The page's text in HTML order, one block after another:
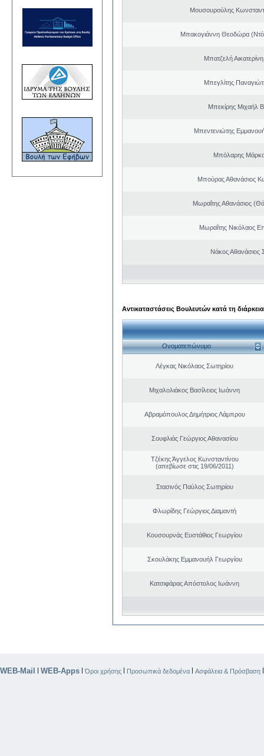
Μουσουρούλης
Μπακογιάννη Θεοδώρα
Μπατζελή
Μπεγλίτης
Μπεκίρης Μιχαήλ
Μπεντενιώτης
Μπόλαρης
Μπούρας Αθανάσιος
Μωραΐτης Αθανάσιος
Μωραΐτης Νικόλαος
Νάκος Αθανάσιος
Αντικαταστάσεις Βουλευτών κατά τη
Ονοματεπώνυμο
Λέγκας Νικόλαος Σωτηρίου
Μιχαλολιάκος Βασίλειος Ιωάννη
Αβραμόπουλος Δημήτριος Λάμπρου
Σουφλιάς Γεώργιος Αθανασίου
Τζέκης Άγγελος Κωνσταντίνου
(απεβίωσε στις 19/06/2011)
Στασινός Παύλος Σωτηρίου
Φλωρίδης Γεώργιος Διαμαντή
Κουσουρνάς Ευστάθιος Γεωργίου
Σκουλάκης Εμμανουήλ Γεωργίου
Κατσιφάρας Απόστολος Ιωάννη
WEB-Mail | WEB-Apps |Όροι χρήσης | Προσωπικά δεδομένα | Ασφάλεια & Πρόσβαση